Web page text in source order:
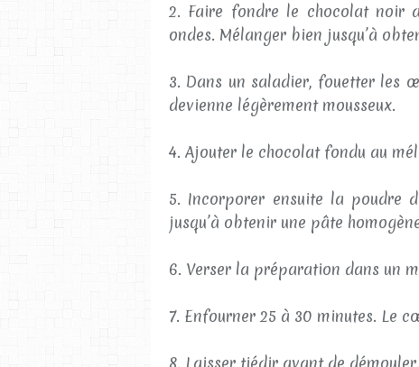
2. Faire fondre le chocolat noir
ondes. Mélanger bien jusqu’à
3. Dans un saladier, fouetter les
devienne légèrement mousseux.
4. Ajouter le chocolat fondu au
5. Incorporer ensuite la poudre
jusqu’à obtenir une pâte
6. Verser la préparation dans un
7. Enfourner 25 à 30 minutes. Le